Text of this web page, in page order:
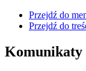
Przejdź do
Przejdź do
Komunikaty